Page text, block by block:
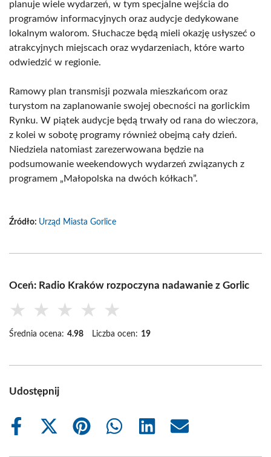
planuje wiele wydarzeń, w tym specjalne wejścia do
programów informacyjnych oraz audycje dedykowane
lokalnym walorom. Słuchacze będą mieli okazję usłyszeć o
atrakcyjnych miejscach oraz wydarzeniach, które warto
odwiedzić w regionie.
Ramowy plan transmisji pozwala mieszkańcom oraz
turystom na zaplanowanie swojej obecności na gorlickim
Rynku. W piątek audycje będą trwały od rana do wieczora,
z kolei w sobotę programy również obejmą cały dzień.
Niedziela natomiast zarezerwowana będzie na
podsumowanie weekendowych wydarzeń związanych z
programem „Małopolska na dwóch kółkach”.
Źródło: Urząd Miasta Gorlice
Oceń: Radio Kraków rozpoczyna nadawanie z Gorlic
★ ★ ★ ★ ★
Średnia ocena: 4.98 Liczba ocen: 19
Udostępnij
Share
Share
Share
Share
Share
Share